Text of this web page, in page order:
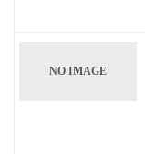
NO IMAGE